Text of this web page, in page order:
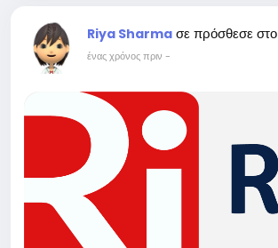
Riya Sharma σε πρόσθεσε στο
ένας χρόνος πριν -